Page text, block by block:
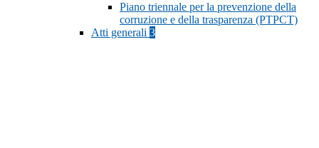
Piano triennale per la prevenzione della
corruzione e della trasparenza (PTPCT)
Atti generali 3